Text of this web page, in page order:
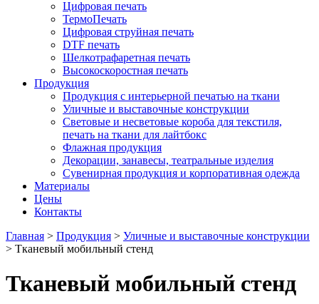
Цифровая печать
ТермоПечать
Цифровая струйная печать
DTF печать
Шелкотрафаретная печать
Высокоскоростная печать
Продукция
Продукция с интерьерной печатью на ткани
Уличные и выставочные конструкции
Световые и несветовые короба для текстиля,
печать на ткани для лайтбокс
Флажная продукция
Декорации, занавесы, театральные изделия
Сувенирная продукция и корпоративная одежда
Материалы
Цены
Контакты
Главная > Продукция > Уличные и выставочные конструкции
> Тканевый мобильный стенд
Тканевый мобильный стенд